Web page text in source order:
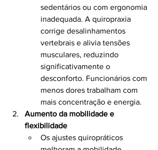
sedentários ou com ergonomia
inadequada. A quiropraxia
corrige desalinhamentos
vertebrais e alivia tensões
musculares, reduzindo
significativamente o
desconforto. Funcionários com
menos dores trabalham com
mais concentração e energia.
Aumento da mobilidade e
flexibilidade
Os ajustes quiropráticos